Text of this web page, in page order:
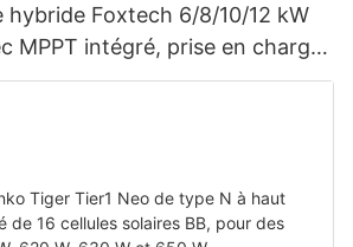
hybride Foxtech 6/8/10/12 kW
MPPT intégré, prise en charge
de 9 unités pour